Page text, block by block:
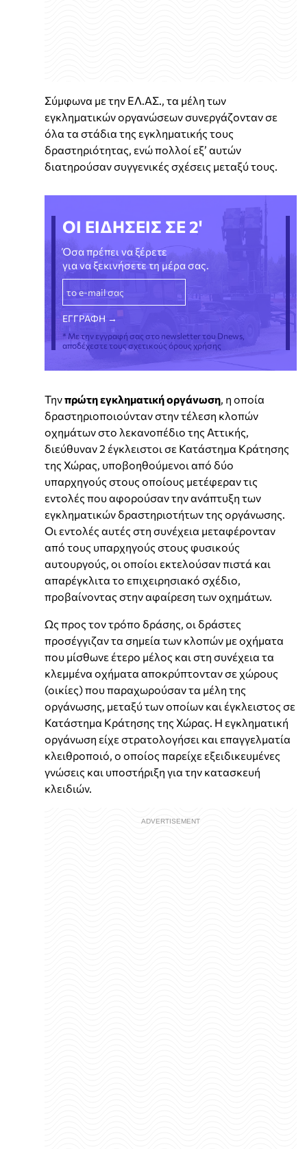
Σύμφωνα με την ΕΛ.ΑΣ., τα μέλη των
εγκληματικών οργανώσεων συνεργάζονταν σε
όλα τα στάδια της εγκληματικής τους
δραστηριότητας, ενώ πολλοί εξ’ αυτών
διατηρούσαν συγγενικές σχέσεις μεταξύ τους.
ΟΙ ΕΙΔΗΣΕΙΣ ΣΕ 2'
Όσα πρέπει να ξέρετε
για να ξεκινήσετε τη μέρα σας.
* Με την εγγραφή σας στο newsletter του Dnews,
αποδέχεστε τους σχετικούς όρους χρήσης
Τηνπρώτη εγκληματική οργάνωση, η οποία
δραστηριοποιούνταν στην τέλεση κλοπών
οχημάτων στο λεκανοπέδιο της Αττικής,
διεύθυναν 2 έγκλειστοι σε Κατάστημα Κράτησης
της Χώρας, υποβοηθούμενοι από δύο
υπαρχηγούς στους οποίους μετέφεραν τις
εντολές που αφορούσαν την ανάπτυξη των
εγκληματικών δραστηριοτήτων της οργάνωσης.
Οι εντολές αυτές στη συνέχεια μεταφέρονταν
από τους υπαρχηγούς στους φυσικούς
αυτουργούς, οι οποίοι εκτελούσαν πιστά και
απαρέγκλιτα το επιχειρησιακό σχέδιο,
προβαίνοντας στην αφαίρεση των οχημάτων.
Ως προς τον τρόπο δράσης, οι δράστες
προσέγγιζαν τα σημεία των κλοπών με οχήματα
που μίσθωνε έτερο μέλος και στη συνέχεια τα
κλεμμένα οχήματα αποκρύπτονταν σε χώρους
(οικίες) που παραχωρούσαν τα μέλη της
οργάνωσης, μεταξύ των οποίων και έγκλειστος σε
Κατάστημα Κράτησης της Χώρας. Η εγκληματική
οργάνωση είχε στρατολογήσει και επαγγελματία
κλειθροποιό, ο οποίος παρείχε εξειδικευμένες
γνώσεις και υποστήριξη για την κατασκευή
κλειδιών.